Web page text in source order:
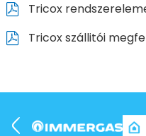
Tricox
Tricox szállitói